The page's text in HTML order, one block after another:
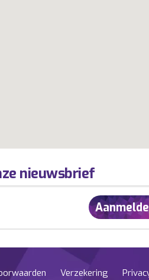
nieuwsbrief
Verzekering